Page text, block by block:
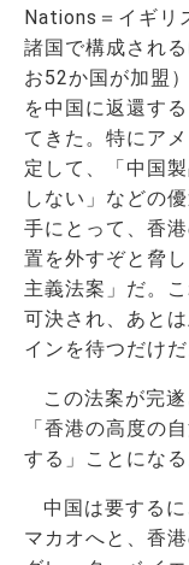
Nations＝イギリ
諸国で構成され
お52か国が加盟
を中国に返還す
てきた。特にア
定して、「中国
しない」などの
手にとって、香
置を外すぞと脅
主義法案」だ。
可決され、あと
インを待つだけだ
この法案が完
「香港の高度の
する」ことになる
中国は要する
マカオへと、香